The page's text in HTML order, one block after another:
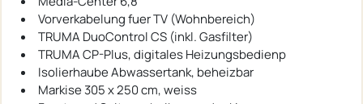
Vorverkabelung fuer TV (Wohnbereich)
TRUMA DuoControl CS (inkl. Gasfilter)
TRUMA CP-Plus, digitales Heizungsbedienp
Isolierhaube Abwassertank, beheizbar
Markise 305 x 250 cm, weiss